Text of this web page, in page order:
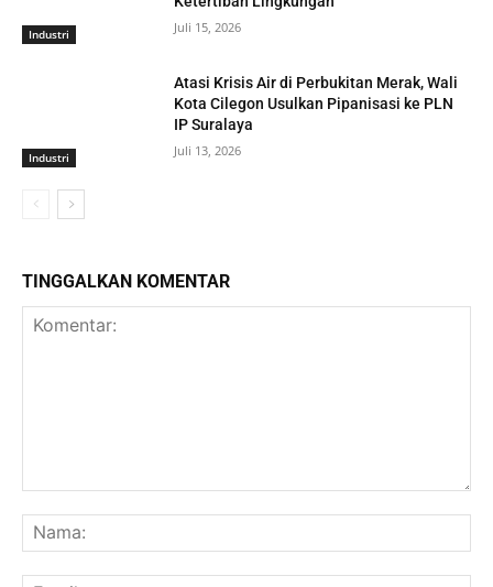
Industri Juli 15, 2026
Industri
Atasi Krisis Air di Perbukitan Merak, Wali
Kota Cilegon Usulkan Pipanisasi ke PLN
IP Suralaya
Juli 13, 2026
TINGGALKAN KOMENTAR